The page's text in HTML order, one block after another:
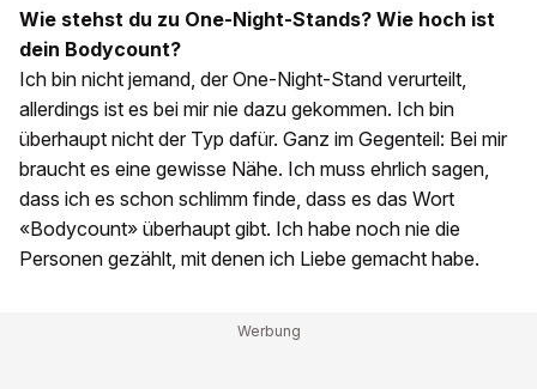
Wie stehst du zu One-Night-Stands? Wie hoch ist
dein Bodycount?
Ich bin nicht jemand, der One-Night-Stand verurteilt,
allerdings ist es bei mir nie dazu gekommen. Ich bin
überhaupt nicht der Typ dafür. Ganz im Gegenteil: Bei mir
braucht es eine gewisse Nähe. Ich muss ehrlich sagen,
dass ich es schon schlimm finde, dass es das Wort
«Bodycount» überhaupt gibt. Ich habe noch nie die
Personen gezählt, mit denen ich Liebe gemacht habe.